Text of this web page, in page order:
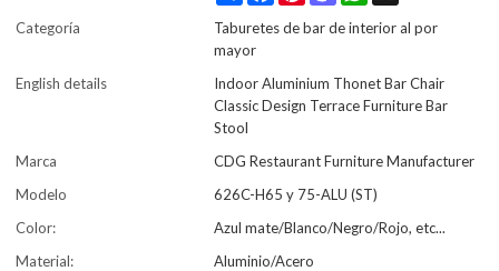
Categoría
Taburetes de bar de interior al por
mayor
English details
Indoor Aluminium Thonet Bar Chair
Classic Design Terrace Furniture Bar
Stool
Marca
CDG Restaurant Furniture Manufacturer
Modelo
626C-H65 y 75-ALU (ST)
Color:
Azul mate/Blanco/Negro/Rojo, etc...
Material:
Aluminio/Acero